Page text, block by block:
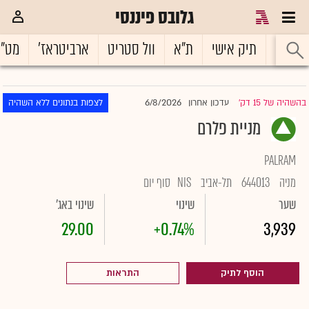
גלובס פיננסי
ראשי תיק אישי ת"א וול סטריט ארביטראז'
בהשהיה של 15 דק' |עדכון אחרון 6/8/2026 לצפות בנתונים ללא השהיה
מניית פלרם
PALRAM
מניה 644013 תל-אביב NIS סוף יום
שער
3,939
שינוי
+0.74%
שינוי באג'
29.00
הוסף לתיק התראות